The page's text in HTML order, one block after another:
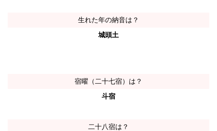
生れた年の納音は？
城頭土
宿曜（二十七宿）は？
斗宿
二十八宿は？